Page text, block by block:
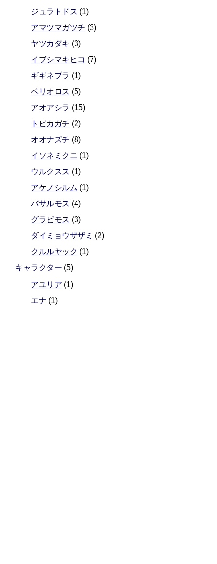
ジュラトドス (1)
アマツマガツチ (3)
ヤツカダキ (3)
イブシマキヒコ (7)
ギギネブラ (1)
ベリオロス (5)
アオアシラ (15)
トビカガチ (2)
オオナズチ (8)
イソネミクニ (1)
ウルクスス (1)
アケノシルム (1)
バサルモス (4)
グラビモス (3)
ダイミョウザザミ (2)
クルルヤック (1)
キャラクター (5)
アユリア (1)
エナ (1)